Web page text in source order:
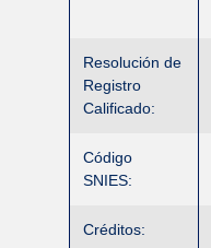
Resolución de
Registro
Calificado:
Código
SNIES:
Créditos: